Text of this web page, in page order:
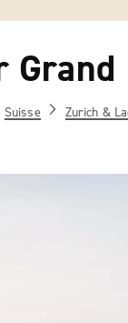
Grand
Suisse Zurich &